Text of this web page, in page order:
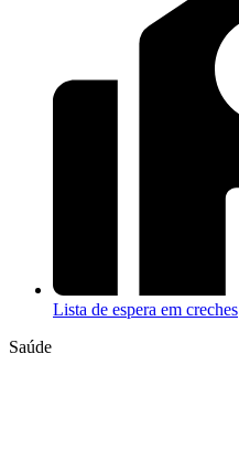
Lista de espera em creches
Saúde